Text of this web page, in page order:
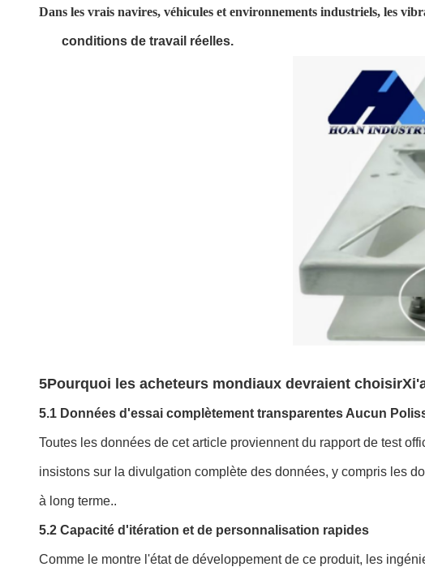
Dans les vrais navires, véhicules et environnements industriels, les
conditions de travail réelles.
5Pourquoi les acheteurs mondiaux devraient choisir
5.1 Données d'essai complètement transparentes Aucun
Toutes les données de cet article proviennent du rapport de test
insistons sur la divulgation complète des données, y compris les
à long terme..
5.2 Capacité d'itération et de personnalisation rapides
Comme le montre l'état de développement de ce produit, les